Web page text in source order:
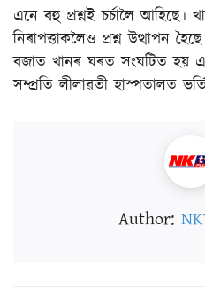
এনে বহু প্ৰশ্নই চৰ্চালৈ আহিছে।
নিৰাপত্তাকলৈও প্ৰশ্ন উত্থাপন
বজাত খানৰ ঘৰত সংঘটিত হয়
সম্প্ৰতি লীলাৱতী হাস্পতালত
Author: